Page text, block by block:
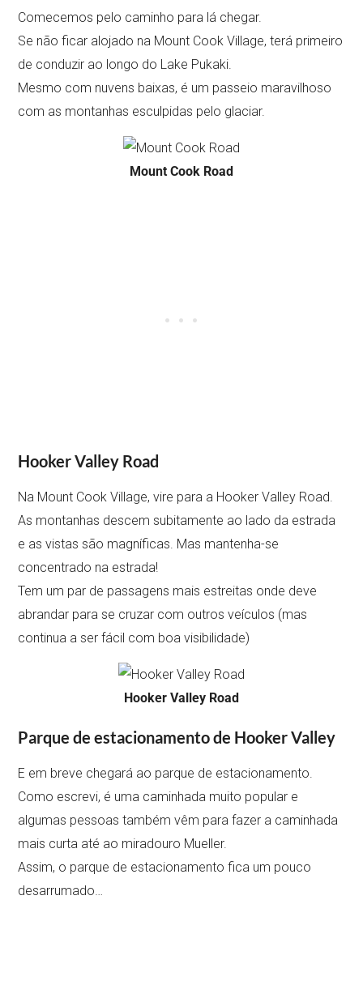
Comecemos pelo caminho para lá chegar.
Se não ficar alojado na Mount Cook Village, terá primeiro
de conduzir ao longo do Lake Pukaki.
Mesmo com nuvens baixas, é um passeio maravilhoso
com as montanhas esculpidas pelo glaciar.
Mount Cook Road
Hooker Valley Road
Na Mount Cook Village, vire para a Hooker Valley Road.
As montanhas descem subitamente ao lado da estrada
e as vistas são magníficas. Mas mantenha-se
concentrado na estrada!
Tem um par de passagens mais estreitas onde deve
abrandar para se cruzar com outros veículos (mas
continua a ser fácil com boa visibilidade)
Hooker Valley Road
Parque de estacionamento de Hooker Valley
E em breve chegará ao parque de estacionamento.
Como escrevi, é uma caminhada muito popular e
algumas pessoas também vêm para fazer a caminhada
mais curta até ao miradouro Mueller.
Assim, o parque de estacionamento fica um pouco
desarrumado…